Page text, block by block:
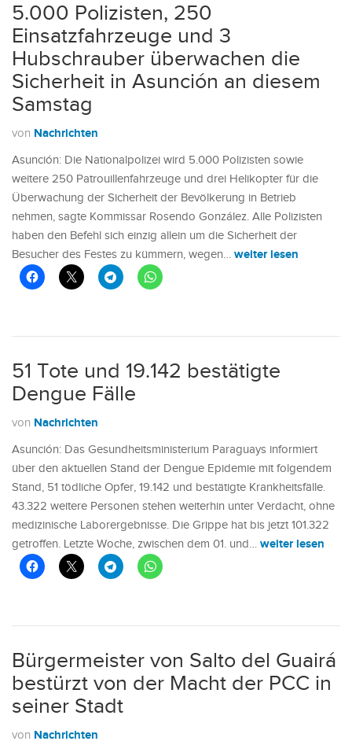
5.000 Polizisten, 250
Einsatzfahrzeuge und 3
Hubschrauber überwachen die
Sicherheit in Asunción an diesem
Samstag
von Nachrichten
Asunción: Die Nationalpolizei wird 5.000 Polizisten sowie
weitere 250 Patrouillenfahrzeuge und drei Helikopter für die
Überwachung der Sicherheit der Bevölkerung in Betrieb
nehmen, sagte Kommissar Rosendo González. Alle Polizisten
haben den Befehl sich einzig allein um die Sicherheit der
Besucher des Festes zu kümmern, wegen… weiter lesen
51 Tote und 19.142 bestätigte
Dengue Fälle
von Nachrichten
Asunción: Das Gesundheitsministerium Paraguays informiert
über den aktuellen Stand der Dengue Epidemie mit folgendem
Stand, 51 tödliche Opfer, 19.142 und bestätigte Krankheitsfälle.
43.322 weitere Personen stehen weiterhin unter Verdacht, ohne
medizinische Laborergebnisse. Die Grippe hat bis jetzt 101.322
getroffen. Letzte Woche, zwischen dem 01. und… weiter lesen
Bürgermeister von Salto del Guairá
bestürzt von der Macht der PCC in
seiner Stadt
von Nachrichten